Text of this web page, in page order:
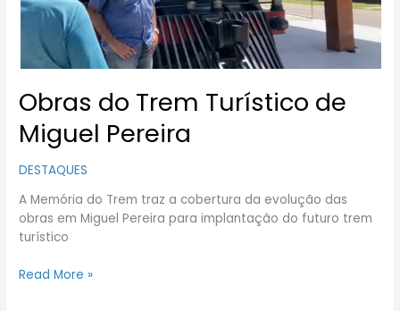
Obras do Trem Turístico de
Miguel Pereira
DESTAQUES
A Memória do Trem traz a cobertura da evolução das
obras em Miguel Pereira para implantação do futuro trem
turístico
Read More »